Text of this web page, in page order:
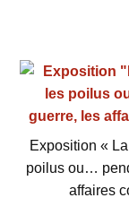
Exposition «
poilus ou…
affaires